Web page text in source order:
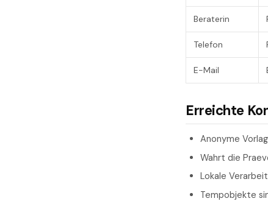
Beraterin
Telefon
E-Mail
Erreichte
Anonyme
Wahrt die
Lokale
Tempobjekte